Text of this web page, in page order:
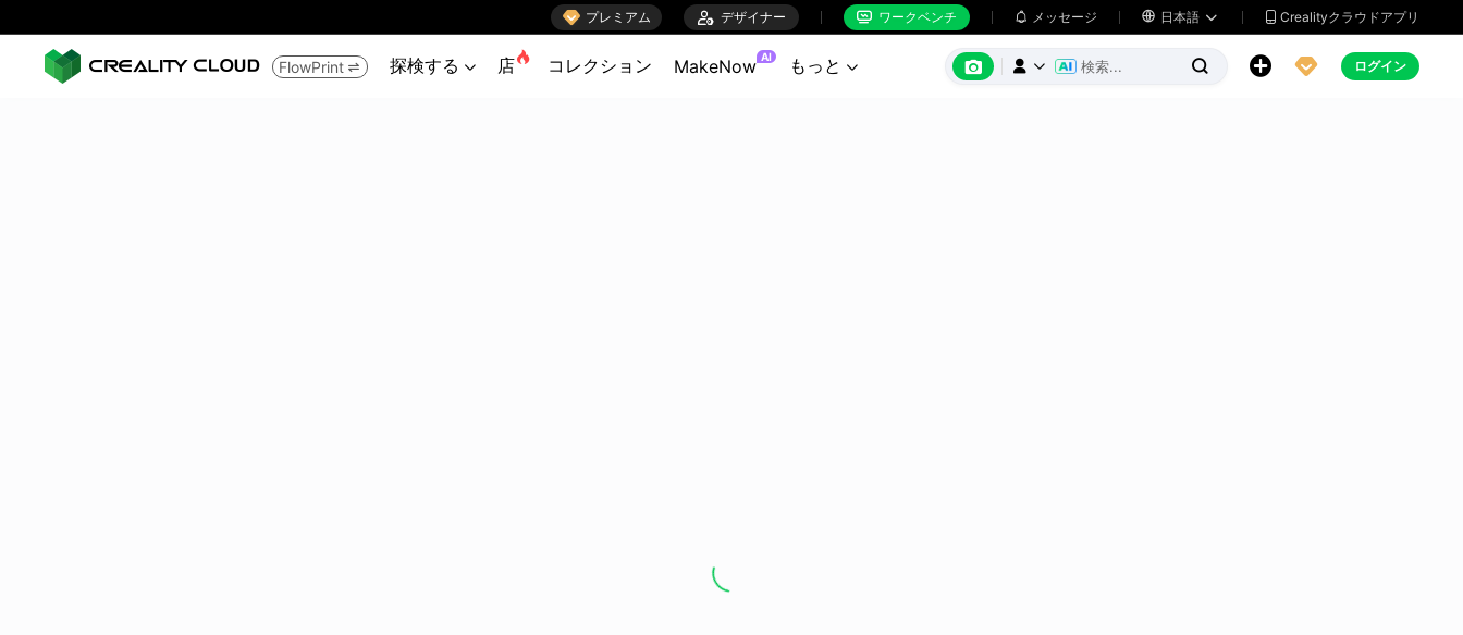
 プレミアム  デザイナー  ワークベンチ  メッセージ  日本語   Crealityクラウドアプリ
FlowPrint  探検する  店 コレクション MakeNow AI もっと        ログイン